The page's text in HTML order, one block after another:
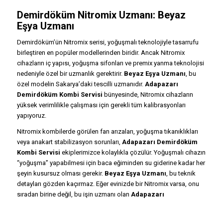
Demirdöküm Nitromix Uzmanı: Beyaz
Eşya Uzmanı
Demirdöküm’ün Nitromix serisi, yoğuşmalı teknolojiyle tasarrufu
birleştiren en popüler modellerinden biridir. Ancak Nitromix
cihazların iç yapısı, yoğuşma sifonları ve premix yanma teknolojisi
nedeniyle özel bir uzmanlık gerektirir. Beyaz Eşya Uzmanı, bu
özel modelin Sakarya’daki tescilli uzmanıdır. Adapazarı
Demirdöküm Kombi Servisi bünyesinde, Nitromix cihazların
yüksek verimlilikle çalışması için gerekli tüm kalibrasyonları
yapıyoruz.
Nitromix kombilerde görülen fan arızaları, yoğuşma tıkanıklıkları
veya anakart stabilizasyon sorunları, Adapazarı Demirdöküm
Kombi Servisi ekiplerimizce kolaylıkla çözülür. Yoğuşmalı cihazın
“yoğuşma” yapabilmesi için baca eğiminden su giderine kadar her
şeyin kusursuz olması gerekir. Beyaz Eşya Uzmanı, bu teknik
detayları gözden kaçırmaz. Eğer evinizde bir Nitromix varsa, onu
sıradan birine değil, bu işin uzmanı olan Adapazarı